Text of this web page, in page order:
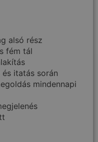
alsó rész
fém tál
itatás során
mindennapi